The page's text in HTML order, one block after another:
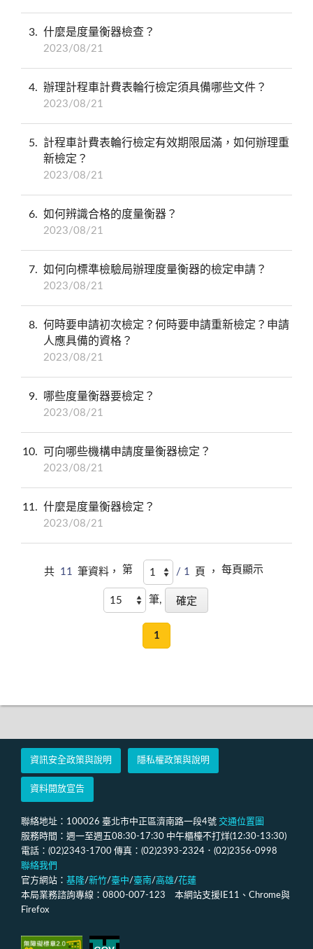
3 什麼是度量衡器檢查？
2023/08/21
4 辦理計程車計費表輪行檢定須具備哪些文件？
2023/08/21
5
計程車計費表輪行檢定有效期限屆滿，如何辦理重
新檢定？
2023/08/21
6 如何辨識合格的度量衡器？
2023/08/21
7 如何向標準檢驗局辦理度量衡器的檢定申請？
2023/08/21
8
何時要申請初次檢定？何時要申請重新檢定？申請
人應具備的資格？
2023/08/21
9 哪些度量衡器要檢定？
2023/08/21
10 可向哪些機構申請度量衡器檢定？
2023/08/21
11 什麼是度量衡器檢定？
2023/08/21
共 11 筆資料， 第 / 1 頁 ，每頁顯示
筆,
1
資訊安全政策與說明 隱私權政策與說明
資料開放宣告
聯絡地址：100026 臺北市中正區濟南路一段4號 交通位置圖
服務時間：週一至週五08:30-17:30 中午櫃檯不打烊(12:30-13:30)
電話：(02)2343-1700 傳真：(02)2393-2324．(02)2356-0998
聯絡我們
官方網站： 基隆/新竹/臺中/臺南/高雄/花蓮
本局業務諮詢專線：0800-007-123 本網站支援IE11、Chrome與
Firefox